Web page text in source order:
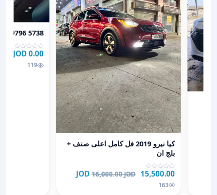
عرض تفاصيل كيا نيرو 2019 فل كامل اعلى صنف + بلج انكيا نيرو 2019 فل كامل اعلى صنف +
بلج ان
15,500.00 JOD
16,000.00 JOD
163
عرض تفاصيل kia niro +962 7 9796 5738
7 9796 5738
0.00 JOD
119